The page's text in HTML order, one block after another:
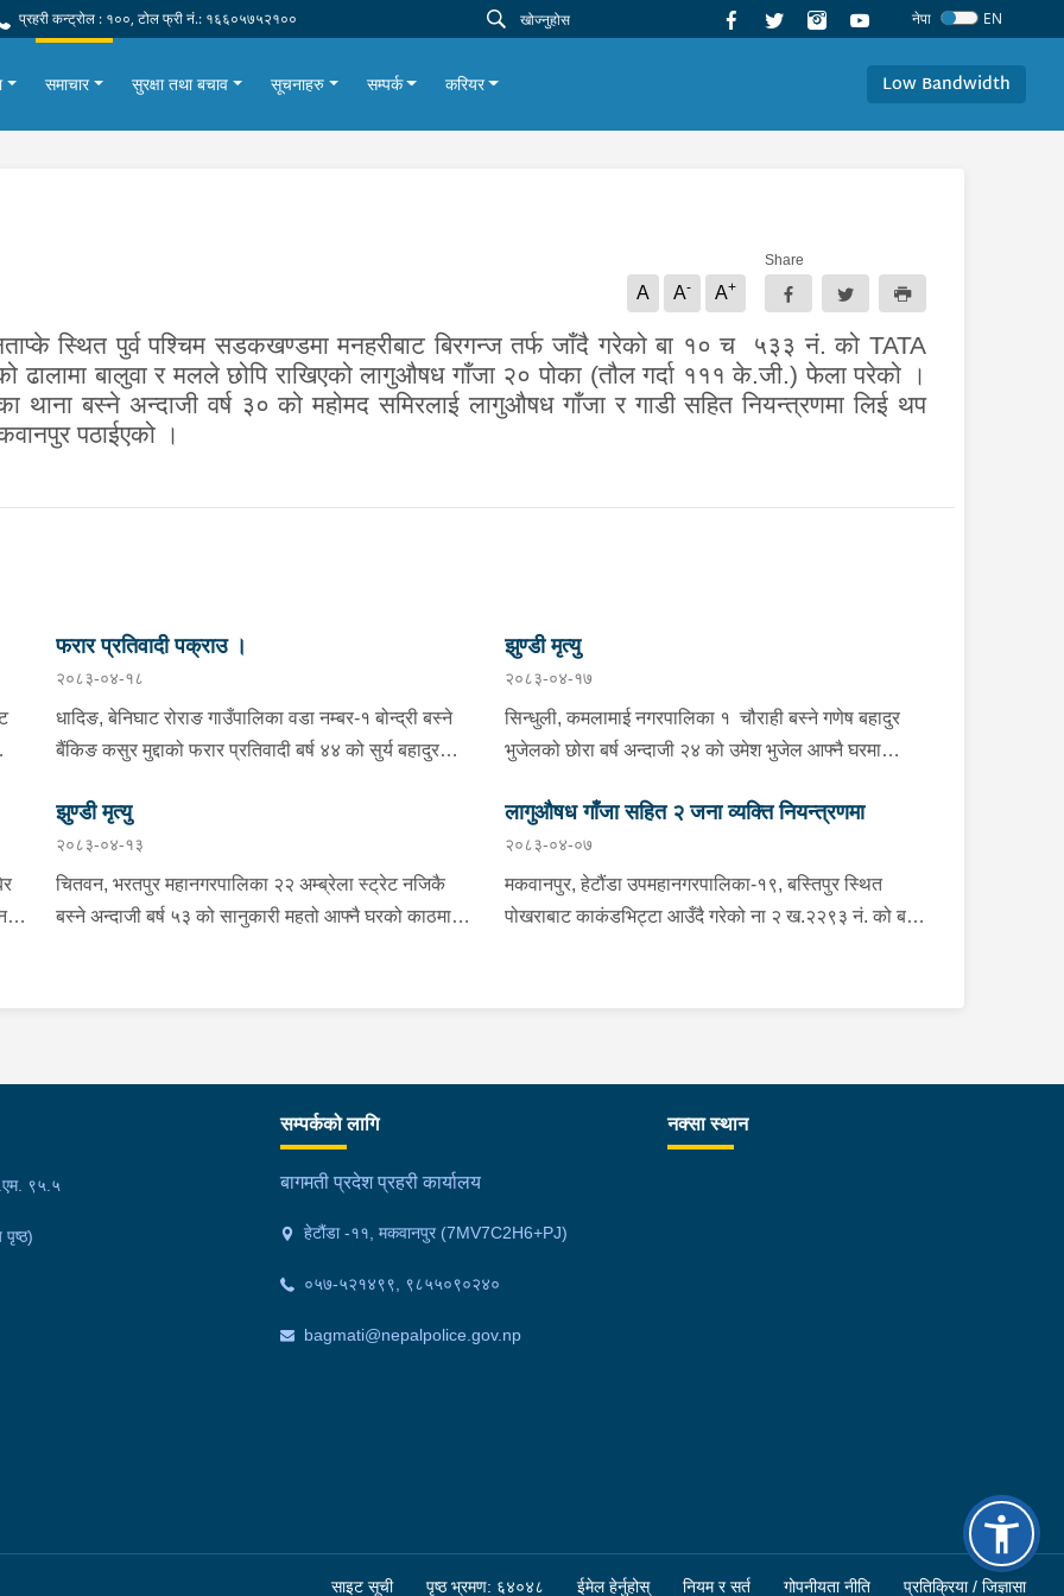
प्रहरी कन्ट्रोल : १००, टोल फ्री नं.: १६६०५७५२१०० नेपा EN
समाचार सुरक्षा तथा बचाव सूचनाहरु सम्पर्क करियर Low Bandwidth
A A- A+
Share
स्थित पुर्व पश्चिम सडकखण्डमा मनहरीबाट बिरगन्ज तर्फ जाँदै गरेको बा १० च ५३३ नं. को TATA
ढालामा बालुवा र मलले छोपि राखिएको लागुऔषध गाँजा २० पोका (तौल गर्दा १११ के.जी.) फेला परेको ।
थाना बस्ने अन्दाजी वर्ष ३० को महोमद समिरलाई लागुऔषध गाँजा र गाडी सहित नियन्त्रणमा लिई थप
पठाईएको ।
फरार प्रतिवादी पक्राउ ।
२०८३-०४-१८
धादिङ, बेनिघाट रोराङ गाउँपालिका वडा नम्बर-१ बोन्द्री बस्ने
बैंकिङ कसुर मुद्दाको फरार प्रतिवादी बर्ष ४४ को सुर्य बहादुर
झुण्डी मृत्यु
२०८३-०४-१७
सिन्धुली, कमलामाई नगरपालिका १ चौराही बस्ने गणेष बहादुर
भुजेलको छोरा बर्ष अन्दाजी २४ को उमेश भुजेल आफ्नै घरमा
प्राप्त हुनासाथ प्रहरी टोली खटिगई घटनास्थलमा मुचुल्का
सहित थप अनुसन्धान कार्य भइरहेको ।
झुण्डी मृत्यु
२०८३-०४-१३
चितवन, भरतपुर महानगरपालिका २२ अम्ब्रेला स्ट्रेट नजिकै
बस्ने अन्दाजी बर्ष ५३ को सानुकारी महतो आफ्नै घरको काठमा
लागुऔषध गाँजा सहित २ जना व्यक्ति नियन्त्रणमा
२०८३-०४-०७
मकवानपुर, हेटौंडा उपमहानगरपालिका-१९, बस्तिपुर स्थित
पोखराबाट काकंडभिट्टा आउँदै गरेको ना २ ख.२२९३ नं. को बस
कालो झोला भित्र लागुऔषध गाँजा २६ किलोग्राम २० ग्राम
मोक्तान र सोहि हेटौंडा उपमहानगरपालिका-१९, बस्तिपुर बस्ने
९५.५
पृष्ठ)
सम्पर्कको लागि
बागमती प्रदेश प्रहरी कार्यालय
हेटौंडा -११, मकवानपुर (7MV7C2H6+PJ)
०५७-५२१४९९, ९८५५०९०२४०
bagmati@nepalpolice.gov.np
नक्सा स्थान
साइट सूची पृष्ठ भ्रमण: ६४०४८ ईमेल हेर्नुहोस् नियम र सर्त गोपनीयता नीति प्रतिक्रिया / जिज्ञासा